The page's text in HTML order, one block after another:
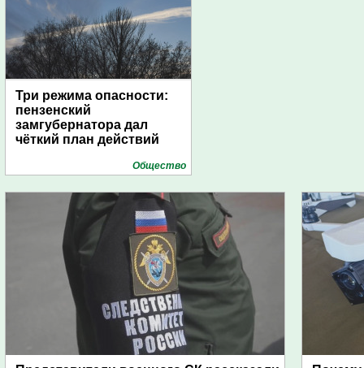
Три режима опасности:
пензенский
замгубернатора дал
чёткий план действий
Общество